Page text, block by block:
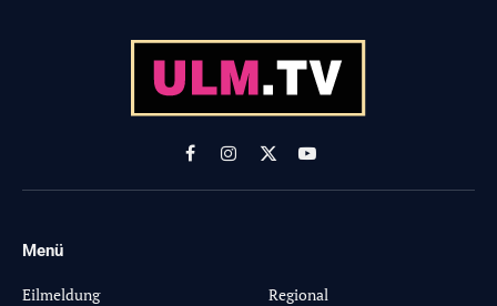
FacebookInstagram
X
(Twitter)
YouTube
Menü
Eilmeldung
Regional